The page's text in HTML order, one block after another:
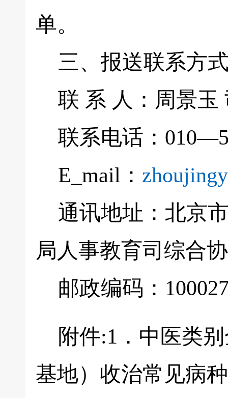
单。
三、报送联系方
联 系 人：周景玉
联系电话：
E_mail：
通讯地址：北京
局人事教育司综合
邮政编码：
附件:1．中医类别
基地）收治常见病